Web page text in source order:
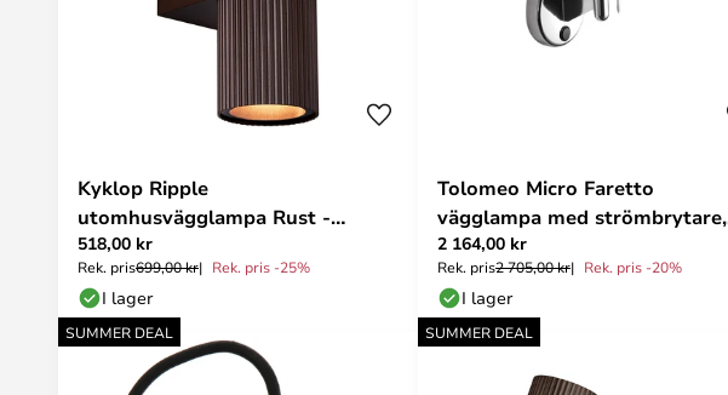
Kyklop Ripple
utomhusvägglampa Rust -
Nordlux
518,00 kr
Rek. pris699,00 kr Rek. pris -25%
I lager
Tolomeo Micro Faretto
vägglampa med strömbrytare,
aluminium - Artemide
2 164,00 kr
Rek. pris2 705,00 kr Rek. pris -20%
I lager
SUMMER DEAL SUMMER DEAL